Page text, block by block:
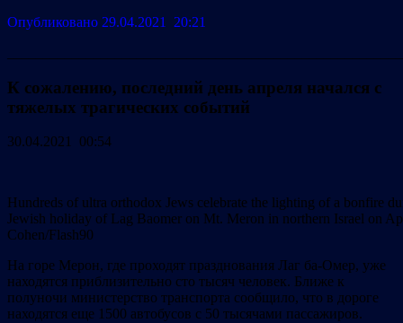
Опубликовано 29.04.2021 20:21
К сожалению, последний день апреля начался с
тяжелых трагических событий
30.04.2021 00:54
Hundreds of ultra orthodox Jews celebrate the lighting of a bonfire
Jewish holiday of Lag Baomer on Mt. Meron in northern Israel on
Cohen/Flash90
На горе Мерон, где проходят празднования Лаг ба-Омер, уже
находятся приблизительно сто тысяч человек. Ближе к
полуночи министерство транспорта сообщило, что в дороге
находятся еще 1500 автобусов с 50 тысячами пассажиров.